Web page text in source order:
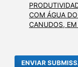
COM ÁGUA
CANUDOS,
ENVIAR